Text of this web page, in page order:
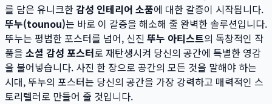
를 담은 유니크한감성 인테리어 소품에 대한 갈증이 시작됩니다.
뚜누(tounou)는 바로 이 갈증을 해소해 줄 완벽한 솔루션입니다.
뚜누는 평범한 포스터를 넘어, 신진 뚜누 아티스트의 독창적인 작
품을 소셜 감성 포스터로 재탄생시켜 당신의 공간에 특별한 영감
을 불어넣습니다. 사진 한 장으로 공간의 모든 것을 말해야 하는
시대, 뚜누의 포스터는 당신의 공간을 가장 강력하고 매력적인 스
토리텔러로 만들어 줄 것입니다.